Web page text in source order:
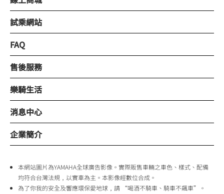
試乘網站
FAQ
售後服務
樂騎生活
消息中心
企業簡介
本網站圖片為YAMAHA全球廣告影像。實際販售車輛之車色、樣式、配備
均符合台灣法規，以實車為主。本影像經數位合成。
為了你我的安全及響應環保愛地球，請 “喝酒不騎車、騎車不飆車”。